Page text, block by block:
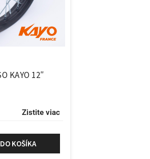
KAYO 12″
Zistite viac
KOŠÍKA